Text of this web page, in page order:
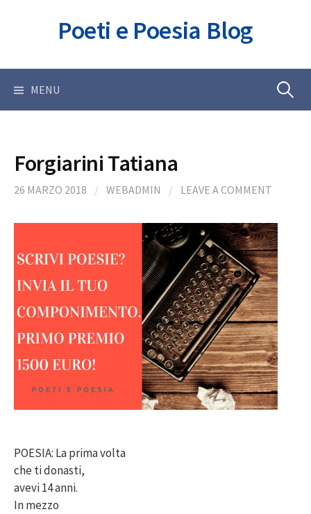
Poeti e Poesia Blog
MENU Ricerca
Forgiarini Tatiana
26 MARZO 2018 / WEBADMIN / LEAVE A COMMENT
POESIA: La prima volta
che ti donasti,
avevi 14 anni.
In mezzo